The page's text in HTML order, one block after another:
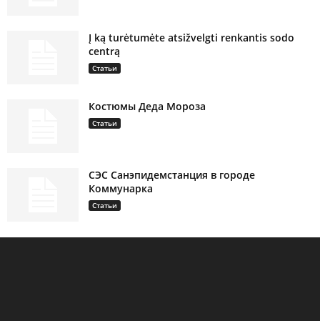
Į ką turėtumėte atsižvelgti renkantis sodo
centrą
Статьи
Костюмы Деда Мороза
Статьи
СЭС Санэпидемстанция в городе
Коммунарка
Статьи